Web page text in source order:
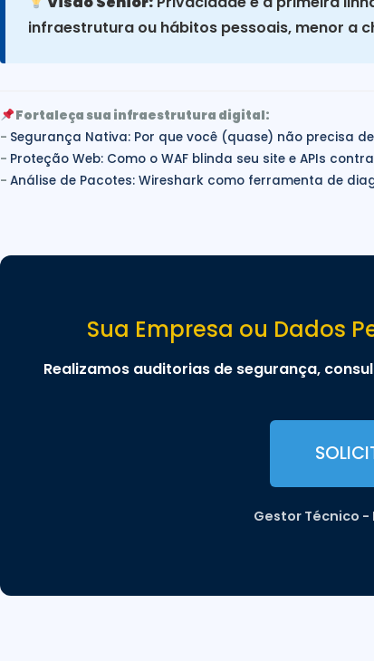
infraestrutura ou hábitos pessoais, menor a
Fortaleça sua infraestrutura digital:
- Segurança Nativa: Por que você (quase) não precisa
- Proteção Web: Como o WAF blinda seu site e APIs
- Análise de Pacotes: Wireshark como ferramenta de
Sua Empresa ou Dados
Realizamos auditorias de segurança,
Gestor Técnico